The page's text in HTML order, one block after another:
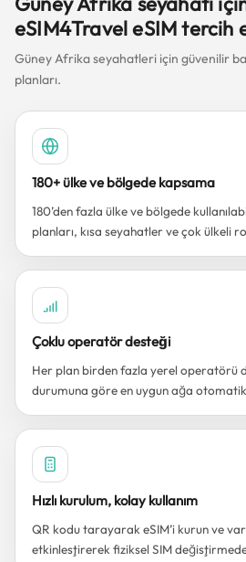
eSIM4Travel eSIM tercih
Güney Afrika seyahatleri için güvenilir
planları.
180+ ülke ve bölgede kapsama
180’den fazla ülke ve bölgede
planları, kısa seyahatler ve çok ülkeli
Çoklu operatör desteği
Her plan birden fazla yerel operatörü
durumuna göre en uygun ağa
Hızlı kurulum, kolay kullanım
QR kodu tarayarak eSIM’i kurun ve
etkinleştirerek fiziksel SIM